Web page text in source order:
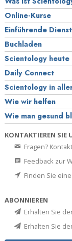
Online-Kurse
Einführende
Buchladen
Scientology heute
Daily Connect
Scientology in
Wie wir helfen
Wie man gesund
KONTAKTIEREN SIE
Fragen?
Feedback zur
Finden Sie
ABONNIEREN
Erhalten Sie
Erhalten Sie